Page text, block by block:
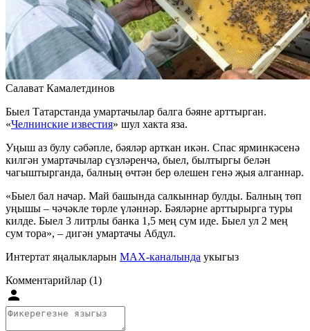
Салават Камалетдинов
Быел Татарстанда умартачылар балга бәяне арттырган.
«Челнинские известия» шул хакта яза.
Уңыш аз булу сәбәпле, бәяләр арткан икән. Спас ярминкәсенә
килгән умартачылар сүзләренчә, быел, былтыргы белән
чагыштырганда, балның өчтән бер өлешен генә җыя алганнар.
«Быел бал начар. Май башында салкыннар булды. Балның төп
уңышы – чәчәкле төрле үләннәр. Бәяләрне арттырырга туры
килде. Быел 3 литрлы банка 1,5 мең сум иде. Быел ул 2 мең
сум тора», – дигән умартачы Абдул.
Интертат яңалыкларын MAX-каналында укыгыз
Комментарийлар (1)